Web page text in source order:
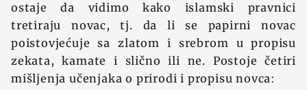
ostaje da vidimo kako islamski pravnici
tretiraju novac, tj. da li se papirni novac
poistovjećuje sa zlatom i srebrom u propisu
zekata, kamate i slično ili ne. Postoje četiri
mišljenja učenjaka o prirodi i propisu novca: